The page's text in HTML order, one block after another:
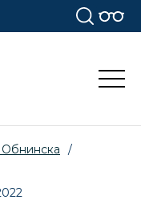
/